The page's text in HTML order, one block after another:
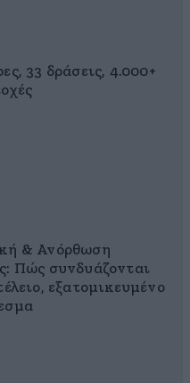
33 δράσεις, 4.000+
& Ανόρθωση
Πώς συνδυάζονται
εξατομικευμένο